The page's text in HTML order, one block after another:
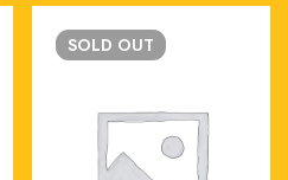
SOLD OUT